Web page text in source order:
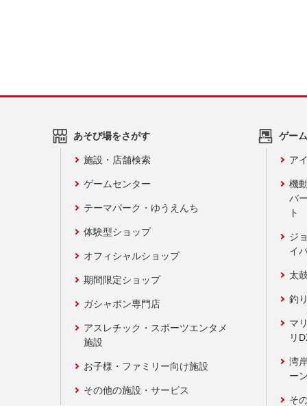
あそび場をさがす
施設・店舗検索
ゲームセンター
テーマパーク・ゆうえんち
体験型ショップ
オフィシャルショップ
期間限定ショップ
ガシャポン専門店
アスレチック・スポーツエンタメ
施設
お子様・ファミリー向け施設
その他の施設・サービス
ゲー
ア
機
バ
ト
ジ
イ
太
釣
マ
リ
湾
ー
そ